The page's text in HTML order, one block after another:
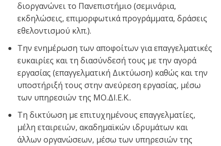
διοργανώνει το Πανεπιστήμιο (σεμινάρια,
εκδηλώσεις, επιμορφωτικά προγράμματα, δράσεις
εθελοντισμού κλπ.).
Την ενημέρωση των αποφοίτων για επαγγελματικές
ευκαιρίες και τη διασύνδεσή τους με την αγορά
εργασίας (επαγγελματική Δικτύωση) καθώς και την
υποστήριξή τους στην ανεύρεση εργασίας, μέσω
των υπηρεσιών της ΜΟ.ΔΙ.Ε.Κ..
Τη δικτύωση με επιτυχημένους επαγγελματίες,
μέλη εταιρειών, ακαδημαϊκών ιδρυμάτων και
άλλων οργανώσεων, μέσω των υπηρεσιών της